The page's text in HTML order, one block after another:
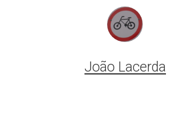
João Lacerda